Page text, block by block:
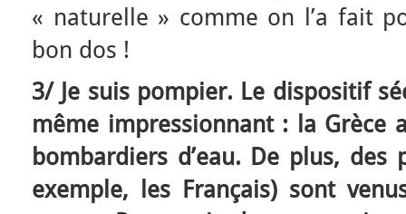
« naturelle » comme on l’a fait
bon dos !
3/ Je suis pompier. Le dispositif
même impressionnant : la Grèce
bombardiers d’eau. De plus,
exemple, les Français) sont